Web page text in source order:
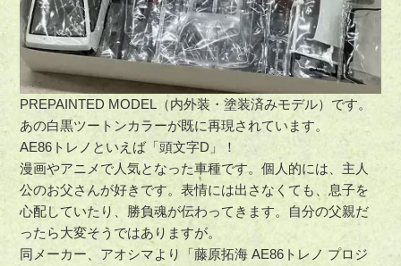
PREPAINTED MODEL（内外装・塗装済みモデル）です。
あの白黒ツートンカラーが既に再現されています。
AE86トレノといえば「頭文字D」！
漫画やアニメで人気となった車種です。個人的には、主人
公のお父さんが好きです。表情には出さなくても、息子を
心配していたり、勝負魂が伝わってきます。自分の父親だ
ったら大変そうではありますが。
同メーカー、アオシマより「藤原拓海 AE86トレノ プロジ